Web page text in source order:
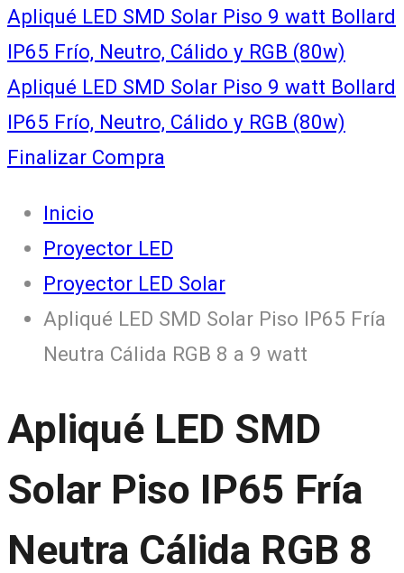
Apliqué LED SMD Solar Piso 9 watt Bollard
IP65 Frío, Neutro, Cálido y RGB (80w)
Apliqué LED SMD Solar Piso 9 watt Bollard
IP65 Frío, Neutro, Cálido y RGB (80w)
Finalizar Compra
Inicio
Proyector LED
Proyector LED Solar
Apliqué LED SMD Solar Piso IP65 Fría
Neutra Cálida RGB 8 a 9 watt
Apliqué LED SMD
Solar Piso IP65 Fría
Neutra Cálida RGB 8